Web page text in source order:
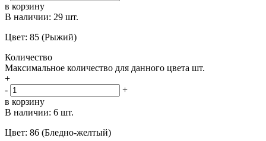
в корзину
В наличии: 29 шт.
Цвет: 85 (Рыжий)
Количество
Максимальное количество для данного цвета шт.
+
-
+
в корзину
В наличии: 6 шт.
Цвет: 86 (Бледно-желтый)